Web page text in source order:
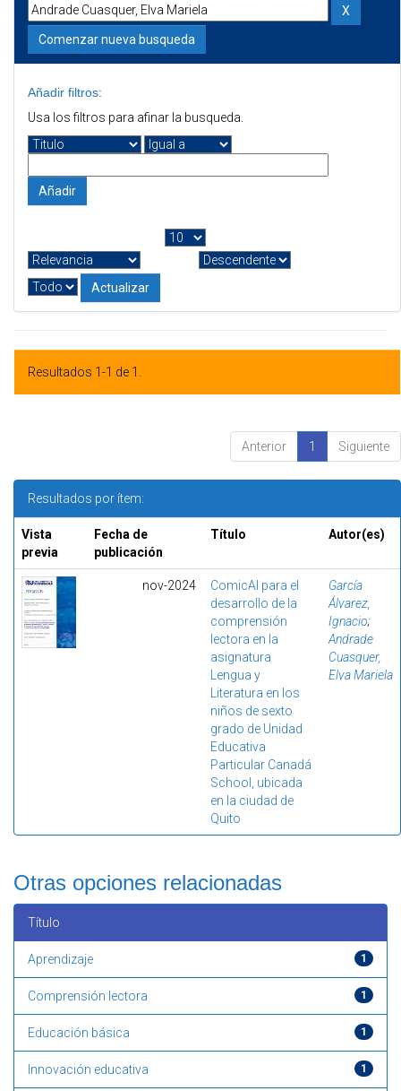
Comenzar nueva busqueda
Añadir filtros:
Usa los filtros para afinar la busqueda.
Resultados 1-1 de 1.
Anterior 1 Siguiente
Resultados por ítem:
Vista
previa
Fecha de
publicación
Título Autor(es)
nov-2024
ComicAI para el
desarrollo de la
comprensión
lectora en la
asignatura
Lengua y
Literatura en los
niños de sexto
grado de Unidad
Educativa
Particular Canadá
School, ubicada
en la ciudad de
Quito
García
Álvarez,
Ignacio;
Andrade
Cuasquer,
Elva Mariela
Otras opciones relacionadas
Título
1
Aprendizaje
1
Comprensión lectora
1
Educación básica
1
Innovación educativa